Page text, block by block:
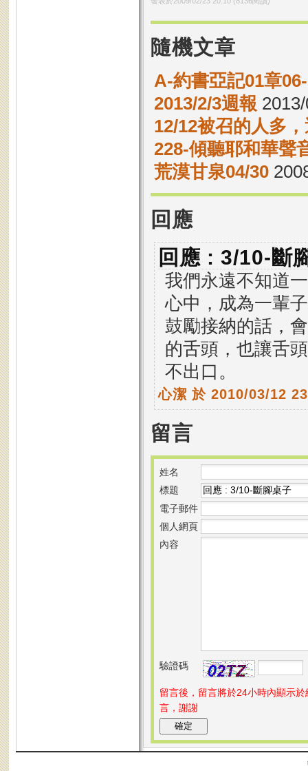
隨機文章
A-約書亞記01章
2013/2/3週報
12/12被召的人多
228-傾聽耶和華聲
荒漠甘泉04/30
回應
回應 : 3/10-斷
我們永遠不知道
心中，成為一輩
鼓勵接納的話，
的舌頭，也讓舌
不出口。
心潔 於 2010/03/12
留言
姓名
標題
電子郵件
個人網頁
內容
驗證碼
留言後，留言將於24小時內顯示
言，謝謝